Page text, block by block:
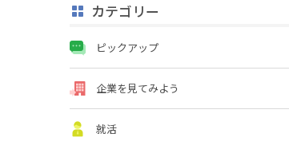
カテゴリー
ピックアップ
企業を見てみよう
就活